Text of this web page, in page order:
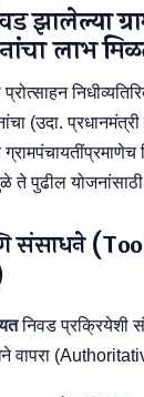
झालेल्या
लाभ
प्रोत्साहन
(उदा.
ते पुढील योजनांसाठी
संसाधने
निवड प्रक्रियेशी
वापरा